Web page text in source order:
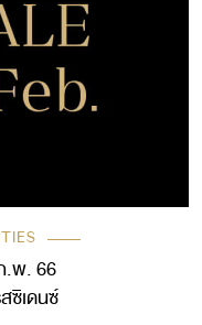
.พ. 66
ซิเดนซ์